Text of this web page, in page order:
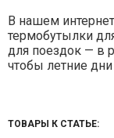
В нашем
термобутылки
для поездок — в
чтобы летние
ТОВАРЫ К СТАТЬЕ: